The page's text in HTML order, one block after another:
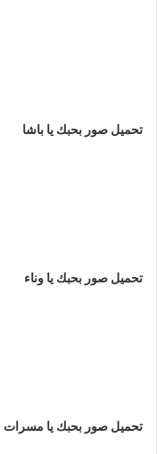
تحميل صور بحبك يا باشا
تحميل صور بحبك يا وناء
تحميل صور بحبك يا مسرات